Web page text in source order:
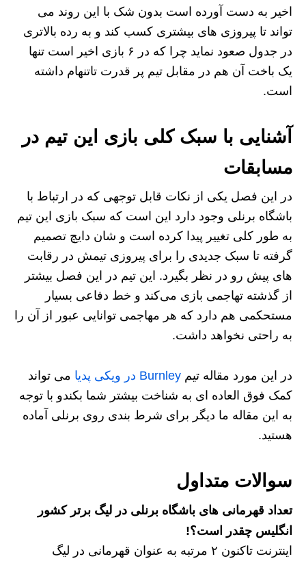
اخیر به دست آورده است بدون شک با این روند می
تواند تا پیروزی های بیشتری کسب کند و به رده بالاتری
در جدول صعود نماید چرا که در ۶ بازی اخیر است تنها
یک باخت آن هم در مقابل تیم پر قدرت تاتنهام داشته
است.
آشنایی با سبک کلی بازی این تیم در
مسابقات
در این فصل یکی از نکات قابل توجهی که در ارتباط با
باشگاه برنلی وجود دارد این است که سبک بازی این تیم
به طور کلی تغییر پیدا کرده است و شان دایچ تصمیم
گرفته تا سبک جدیدی را برای پیروزی تیمش در رقابت
های پیش رو در نظر بگیرد. این تیم در این فصل بیشتر
از گذشته تهاجمی بازی می‌کند و خط دفاعی بسیار
مستحکمی هم دارد که هر مهاجمی توانایی عبور از آن را
به راحتی نخواهد داشت.
در این مورد مقاله تیم Burnley در ویکی پدیا
می تواند
کمک فوق العاده ای به شناخت بیشتر شما بکندو با توجه
به این مقاله ما دیگر برای شرط بندی روی برنلی آماده
هستید.
سوالات متداول
تعداد قهرمانی های باشگاه برنلی در لیگ برتر کشور
انگلیس چقدر است؟!
اینترنت تاکنون ۲ مرتبه به عنوان قهرمانی در لیگ